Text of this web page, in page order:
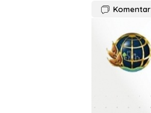
Komentar